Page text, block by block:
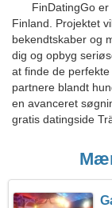
FinDatingGo
Finland. Projektet
bekendtskaber og
dig og opbyg
at finde de
partnere blandt
en avanceret
gratis datingside